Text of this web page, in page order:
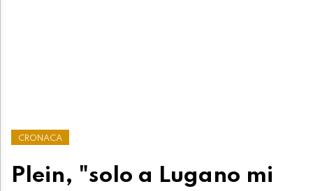
CRONACA
Plein, "solo a Lugano mi